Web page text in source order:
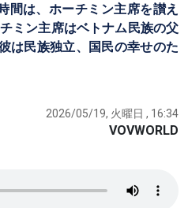
間は、ホーチミン主席を讃え
ミン主席はベトナム民族の父
は民族独立、国民の幸せのた
2026/05/19, 火曜日 , 16:34
VOVWORLD